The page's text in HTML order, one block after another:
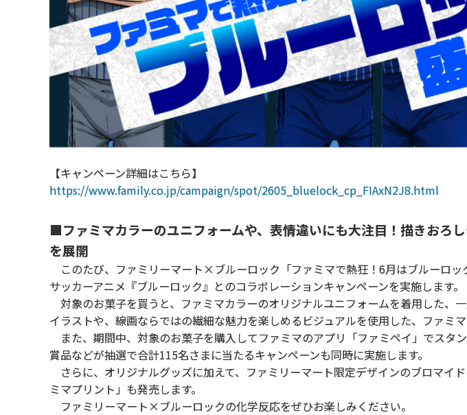
【キャンペーン詳細はこちら】
https://www.family.co.jp/campaign/spot/2605_bluelock_cp_FIAxN2J8.html
■ファミマカラーのユニフォームや、表情違いにも大注目！描きおろ
を展開
このたび、ファミリーマート×ブルーロック「ファミマで熱狂！6月はブルーロ
サッカーアニメ『ブルーロック』とのコラボレーションキャンペーンを実施します。
対象のお菓子を買うと、ファミマカラーのオリジナルユニフォームを着用した、
イラストや、線画ならではの繊細な魅力を楽しめるビジュアルを使用した、ファミ
また、期間中、対象のお菓子を購入してファミマのアプリ「ファミペイ」でスタ
賞品などが抽選で合計115名さまに当たるキャンペーンも同時に実施します。
さらに、オリジナルグッズに加えて、ファミリーマート限定デザインのブロマイ
ミマプリント」も発売します。
ファミリーマート×ブルーロックの化学反応をぜひお楽しみください。